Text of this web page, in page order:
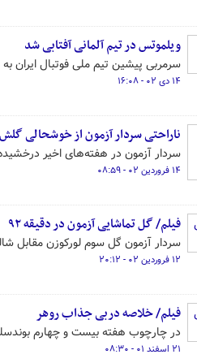
ویلموتس در تیم آلمانی آفتابی شد
سرمربی پیشین تیم ملی فوتبال ایران
۱۴ دی ۰۲ - ۱۶:۰۸
ناراحتی سردار آزمون از خوشحالی گلش
سردار آزمون در هفته‌های اخیر
۱۴ فروردین ۰۲ - ۰۸:۵۹
فیلم/ گل تماشایی آزمون در دقیقه ۹۲
سردار آزمون گل سوم لورکوزن مقابل
۱۲ فروردین ۰۲ - ۲۰:۱۲
فیلم/ خلاصه دربی جذاب روهر
در چارچوب هفته بیست و چهارم
۲۱ اسفند ۰۱ - ۰۸:۳۰